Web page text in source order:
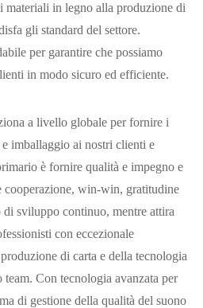
materiali in legno alla produzione di
gli standard del settore.
per garantire che possiamo
in modo sicuro ed efficiente.
a livello globale per fornire i
imballaggio ai nostri clienti e
è fornire qualità e impegno e
cooperazione, win-win, gratitudine
sviluppo continuo, mentre attira
con eccezionale
di carta e della tecnologia
Con tecnologia avanzata per
di gestione della qualità del suono